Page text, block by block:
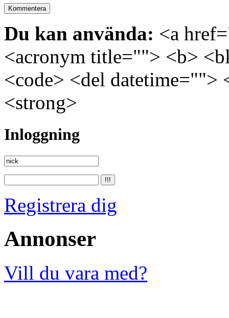
Du kan använda: <a
<acronym title=""> <b>
<code> <del
<strong>
Inloggning
Registrera dig
Annonser
Vill du vara med?